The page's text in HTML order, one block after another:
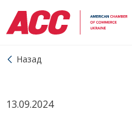
Назад
13.09.2024